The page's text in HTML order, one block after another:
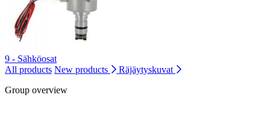
9 - Sähköosat
All products New products
Räjäytyskuvat
Group overview